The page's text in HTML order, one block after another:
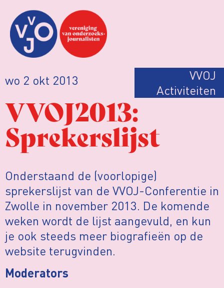
wo 2 okt 2013
VVOJ
Activiteiten
VVOJ2013:
Sprekerslijst
Onderstaand de (voorlopige)
sprekerslijst van de VVOJ-Conferentie in
Zwolle in november 2013. De komende
weken wordt de lijst aangevuld, en kun
je ook steeds meer biografieën op de
website terugvinden.
Moderators